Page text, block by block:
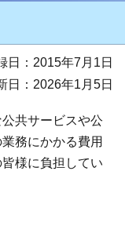
日：2015年7月1日
日：2026年1月5日
共サービスや公
務にかかる費用
様に負担してい